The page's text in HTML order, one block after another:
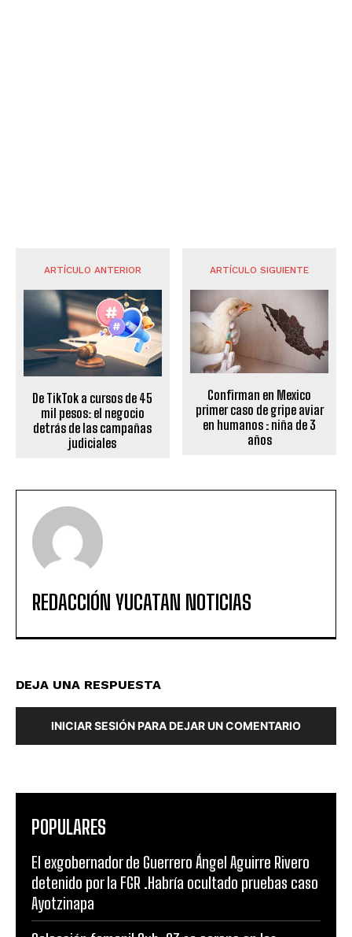
ARTÍCULO ANTERIOR
De TikTok a cursos de 45
mil pesos: el negocio
detrás de las campañas
judiciales
ARTÍCULO SIGUIENTE
Confirman en Mexico
primer caso de gripe aviar
en humanos : niña de 3
años
REDACCIÓN YUCATAN NOTICIAS
DEJA UNA RESPUESTA
INICIAR SESIÓN PARA DEJAR UN COMENTARIO
POPULARES
El exgobernador de Guerrero Ángel Aguirre Rivero
detenido por la FGR .Habría ocultado pruebas caso
Ayotzinapa